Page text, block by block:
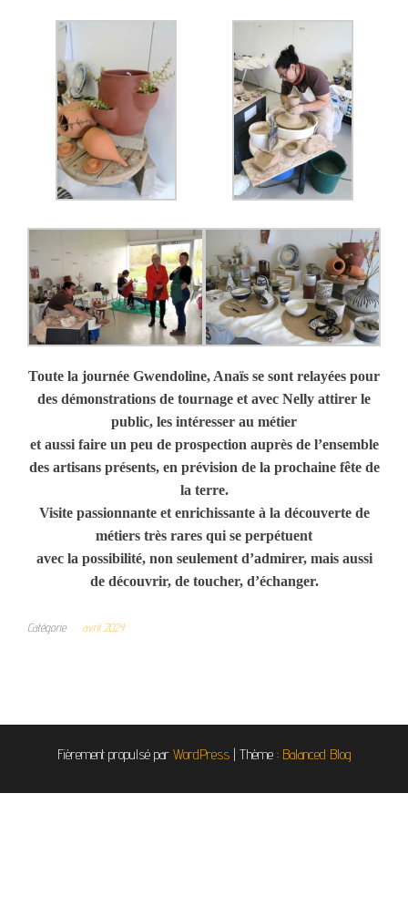
Toute la journée Gwendoline, Anaïs se sont relayées pour
des démonstrations de tournage et avec Nelly attirer le
public, les intéresser au métier
et aussi faire un peu de prospection auprès de l’ensemble
des artisans présents, en prévision de la prochaine fête de
la terre.
Visite passionnante et enrichissante à la découverte de
métiers très rares qui se perpétuent
avec la possibilité, non seulement d’admirer, mais aussi
de découvrir, de toucher, d’échanger.
Catégorie avril 2024
Fièrement propulsé par WordPress Thème : Balanced Blog